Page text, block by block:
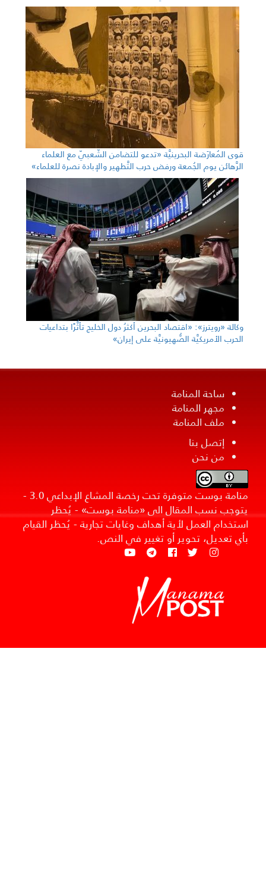
قوى المُعارَضة البحرينيَّة «تدعو للتضامن الشّعبيّ مع العلماء
الرَّهائن يوم الجُمعة ورفض حرب التَّطهير والإبادة نصرة للعلماء»
وكالة «رويترز»: «اقتصاد البحرين أكثرُ دول الخليج تأثُّرًا بتداعيات
الحرب الأمريكيَّة الصُّهيونيَّة على إيران»
ساحة المنامة
مجهر المنامة
ملف المنامة
إتصل بنا
من نحن
منامة بوست متوفرة تحت رخصة المشاع الإبداعي 3.0 -
يتوجب نسب المقال الى «منامة بوست» - يُحظر
استخدام العمل لأية أهداف وغايات تجارية - يُحظر القيام
بأي تعديل، تحوير أو تغيير في النص.